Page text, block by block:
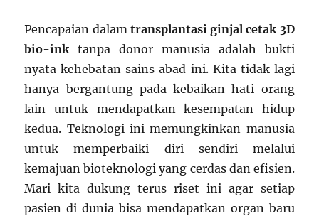
Pencapaian dalam transplantasi ginjal cetak 3D
bio-ink tanpa donor manusia adalah bukti
nyata kehebatan sains abad ini. Kita tidak lagi
hanya bergantung pada kebaikan hati orang
lain untuk mendapatkan kesempatan hidup
kedua. Teknologi ini memungkinkan manusia
untuk memperbaiki diri sendiri melalui
kemajuan bioteknologi yang cerdas dan efisien.
Mari kita dukung terus riset ini agar setiap
pasien di dunia bisa mendapatkan organ baru